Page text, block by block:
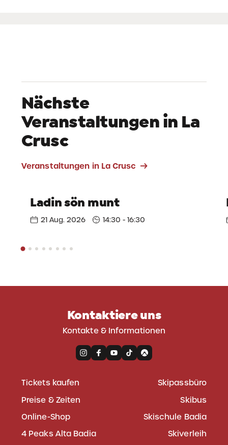
Nächste
Veranstaltungen in La
Crusc
Veranstaltungen in La Crusc
Ladin sön munt
21 Aug. 2026 14:30 - 16:30
Kontaktiere uns
Kontakte & Informationen
Tickets kaufen
Preise & Zeiten
Online-Shop
4 Peaks Alta Badia
Skipassbüro
Skibus
Skischule Badia
Skiverleih